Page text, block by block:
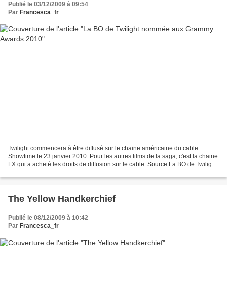
Publié le 03/12/2009 à 09:54
Par Francesca_fr
Twilight commencera à être diffusé sur le chaine américaine du cable
Showtime le 23 janvier 2010. Pour les autres films de la saga, c'est la chaine
FX qui a acheté les droits de diffusion sur le cable. Source La BO de Twilight
The Yellow Handkerchief
Publié le 08/12/2009 à 10:42
Par Francesca_fr